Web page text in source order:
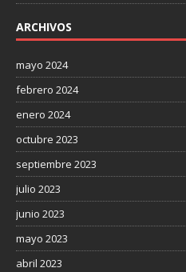
ARCHIVOS
mayo 2024
febrero 2024
enero 2024
octubre 2023
septiembre 2023
julio 2023
junio 2023
mayo 2023
abril 2023